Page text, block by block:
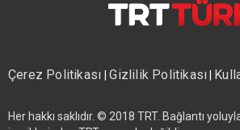
Çerez Politikası|Gizlilik Politikası|
Her hakkı saklıdır. © 2018 TRT. Bağlantı